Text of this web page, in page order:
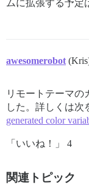
ムに拡張する予定
awesomerobot
リモートテーマの
した。詳しくは次
generated color
「いいね！」 4
関連トピック